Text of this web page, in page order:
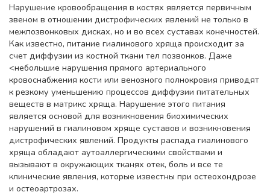
Нарушение кровообращения в костях является первичным
звеном в отношении дистрофических явлений не только в
межпозвонковых дисках, но и во всех суставах конечностей.
Как известно, питание гиалинового хряща происходит за
счет диффузии из костной ткани тел позвонков. Даже
<небольшие нарушения прямого артериального
кровоснабжения кости или венозного полнокровия приводят
к резкому уменьшению процессов диффузии питательных
веществ в матрикс хряща. Нарушение этого питания
является основой для возникновения биохимических
нарушений в гиалиновом хряще суставов и возникновения
дистрофических явлений. Продукты распада гиалинового
хряща обладают аутоаллергическими свойствами и
вызывают в окружающих тканях отек, боль и все те
клинические явления, которые известны при остеохондрозе
и остеоартрозах.